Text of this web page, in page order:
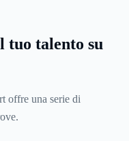
tuo talento su
offre una serie di